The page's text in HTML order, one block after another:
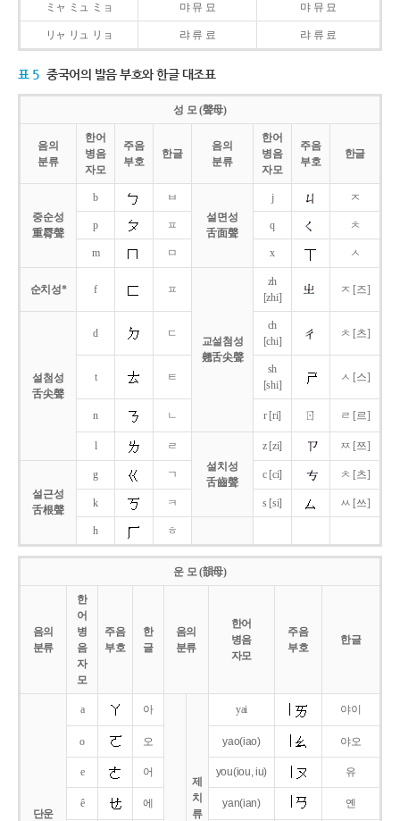
ミャ ミュ ミョ 먀 뮤 묘 먀 뮤 묘
リャ リュ リョ 랴 류 료 랴 류 료
표 5 중국어의 발음 부호와 한글 대조표
성 모 (聲母)
음의
분류
한어
병음
자모
주음
부호
한글
음의
분류
한어
병음
자모
주음
부호
한글
중순성
重脣聲
b
ㅂ
설면성
舌面聲
j ㅈ
p ㅍ q ㅊ
m ㅁ x ㅅ
순치성* f ㅍ
교설첨성
翹舌尖聲
zh
[zhi]
ㅈ [즈]
설첨성
舌尖聲
d ㄷ
ch
[chi]
ㅊ [츠]
t ㅌ
sh
[shi]
ㅅ [스]
n ㄴ r [ri] ㄖ ㄹ [르]
l
ㄹ
설치성
舌齒聲
z [zi] ㅉ [쯔]
설근성
舌根聲
g ㄱ c [ci] ㅊ [츠]
k ㅋ s [si] ㅆ [쓰]
h ㅎ
운 모 (韻母)
음의
분류
한
어
병
음
자
모
주음
부호
한
글
음의
분류
한어
병음
자모
주음
부호
한글
단운
a 아
제
치
류
yai 야이
o 오 yao(iao) 야오
e 어 you(iou,iu) 유
ê 에 yan(ian) 옌